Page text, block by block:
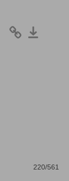
220/561